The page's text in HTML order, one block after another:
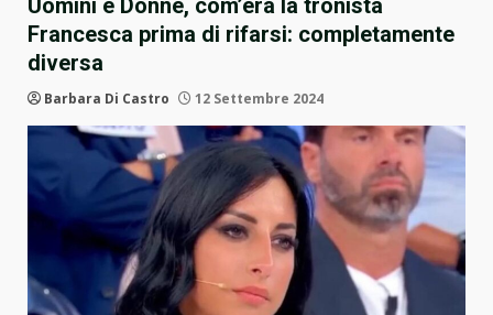
Uomini e Donne, com’era la tronista
Francesca prima di rifarsi: completamente
diversa
Barbara Di Castro 12 Settembre 2024